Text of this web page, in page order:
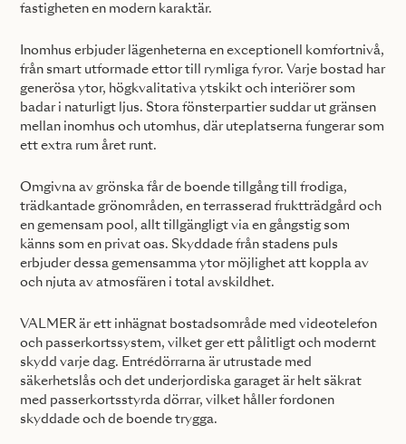
fastigheten en modern karaktär.
Inomhus erbjuder lägenheterna en exceptionell komfortnivå,
från smart utformade ettor till rymliga fyror. Varje bostad har
generösa ytor, högkvalitativa ytskikt och interiörer som
badar i naturligt ljus. Stora fönsterpartier suddar ut gränsen
mellan inomhus och utomhus, där uteplatserna fungerar som
ett extra rum året runt.
Omgivna av grönska får de boende tillgång till frodiga,
trädkantade grönområden, en terrasserad fruktträdgård och
en gemensam pool, allt tillgängligt via en gångstig som
känns som en privat oas. Skyddade från stadens puls
erbjuder dessa gemensamma ytor möjlighet att koppla av
och njuta av atmosfären i total avskildhet.
VALMER är ett inhägnat bostadsområde med videotelefon
och passerkortssystem, vilket ger ett pålitligt och modernt
skydd varje dag. Entrédörrarna är utrustade med
säkerhetslås och det underjordiska garaget är helt säkrat
med passerkortsstyrda dörrar, vilket håller fordonen
skyddade och de boende trygga.